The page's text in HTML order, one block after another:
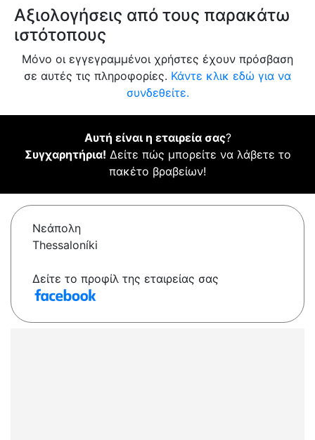
Αξιολογήσεις από τους παρακάτω
ιστότοπους
Μόνο οι εγγεγραμμένοι χρήστες έχουν πρόσβαση
σε αυτές τις πληροφορίες. Κάντε κλικ εδώ για να
συνδεθείτε.
Αυτή είναι η εταιρεία σας?
Συγχαρητήρια! Δείτε πώς μπορείτε να λάβετε το
πακέτο βραβείων!
Νεάπολη
Thessaloníki
Δείτε το προφίλ της εταιρείας σας